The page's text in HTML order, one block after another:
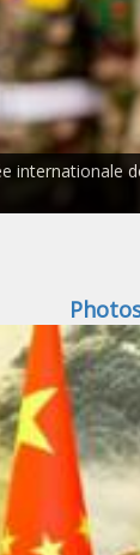
internationale